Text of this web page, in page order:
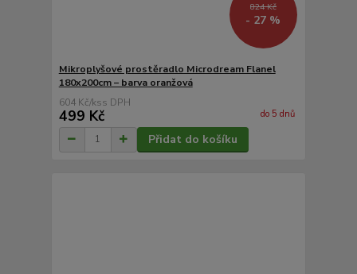
824 Kč
- 27 %
Mikroplyšové prostěradlo Microdream Flanel
180x200cm – barva oranžová
604 Kč/ks
499 Kč do 5 dnů
Přidat do košíku